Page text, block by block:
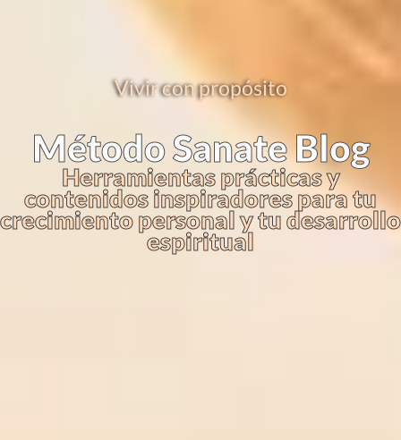
Vivir con propósito
Método Sanate Blog
Herramientas prácticas y
contenidos inspiradores para tu
crecimiento personal y tu desarrollo
espiritual